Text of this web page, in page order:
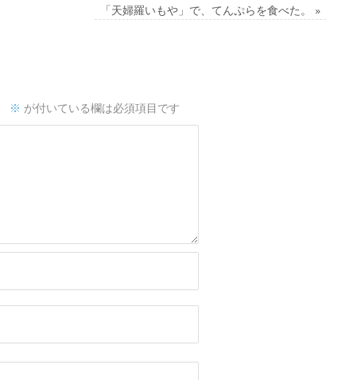
「天婦羅いもや」で、てんぷらを食べた。 »
※ が付いている欄は必須項目です